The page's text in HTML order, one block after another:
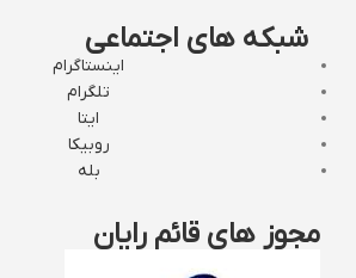
شبکه های اجتماعی
اینستاگرام
تلگرام
ایتا
روبیکا
بله
مجوز های قائم رایان